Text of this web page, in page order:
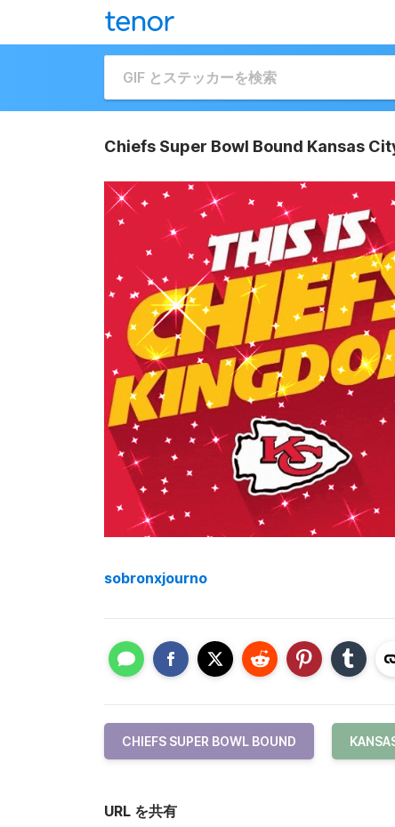
Chiefs Super Bowl Bound Kansas
sobronxjourno
CHIEFS SUPER BOWL BOUND
URL を共有